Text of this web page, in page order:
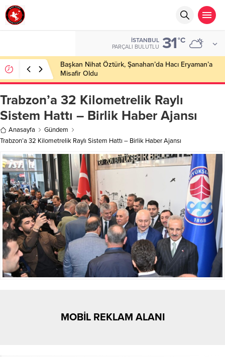
İSTANBUL
PARÇALI BULUTLU 31°C
Başkan Nihat Öztürk, Şanahan’da Hacı Eryaman’a
Misafir Oldu
Trabzon’a 32 Kilometrelik Raylı
Sistem Hattı – Birlik Haber Ajansı
Anasayfa
Gündem
Trabzon’a 32 Kilometrelik Raylı Sistem Hattı – Birlik Haber Ajansı
MOBİL REKLAM ALANI